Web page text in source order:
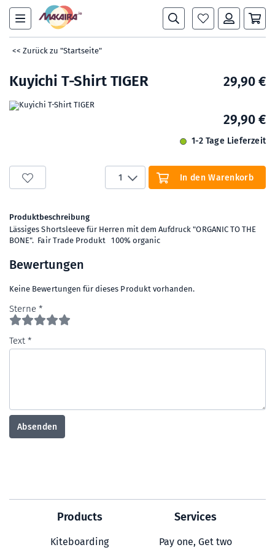
<< Zurück zu "Startseite"
Kuyichi T-Shirt TIGER 29,90 €
29,90 €
1-2 Tage Lieferzeit
1 In den Warenkorb
Produktbeschreibung
Lässiges Shortsleeve für Herren mit dem Aufdruck "ORGANIC TO THE
BONE". Fair Trade Produkt 100% organic
Bewertungen
Keine Bewertungen für dieses Produkt vorhanden.
Sterne
Text
Absenden
Products
Kiteboarding
Services
Pay one, Get two